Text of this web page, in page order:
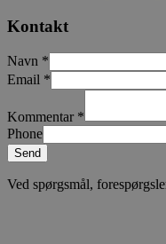
Kontakt
Navn *
Email *
Kommentar *
Phone
Send
Ved spørgsmål,